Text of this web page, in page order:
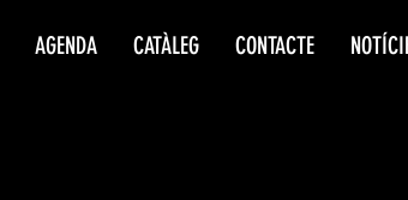
AGENDA CATÀLEG CONTACTE